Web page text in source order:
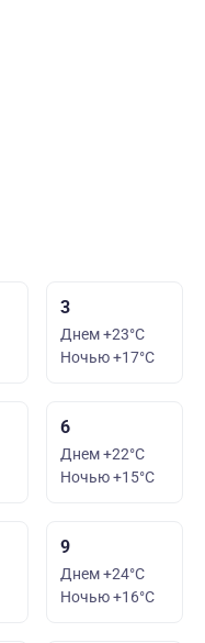
3
Днем +23°C
Ночью +17°C
6
Днем +22°C
Ночью +15°C
9
Днем +24°C
Ночью +16°C